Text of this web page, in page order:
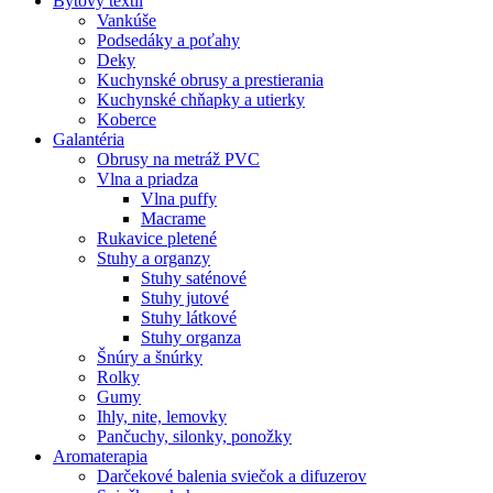
Vankúše
Podsedáky a poťahy
Deky
Kuchynské obrusy a prestierania
Kuchynské chňapky a utierky
Koberce
Galantéria
Obrusy na metráž PVC
Vlna a priadza
Vlna puffy
Macrame
Rukavice pletené
Stuhy a organzy
Stuhy saténové
Stuhy jutové
Stuhy látkové
Stuhy organza
Šnúry a šnúrky
Rolky
Gumy
Ihly, nite, lemovky
Pančuchy, silonky, ponožky
Aromaterapia
Darčekové balenia sviečok a difuzerov